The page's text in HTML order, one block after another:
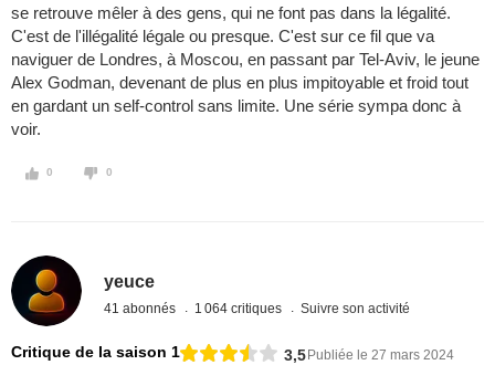
se retrouve mêler à des gens, qui ne font pas dans la légalité.
C'est de l'illégalité légale ou presque. C'est sur ce fil que va
naviguer de Londres, à Moscou, en passant par Tel-Aviv, le jeune
Alex Godman, devenant de plus en plus impitoyable et froid tout
en gardant un self-control sans limite. Une série sympa donc à
voir.
0 0
yeuce
41 abonnés 1 064 critiques Suivre son activité
Critique de la saison 1 3,5Publiée le 27 mars 2024